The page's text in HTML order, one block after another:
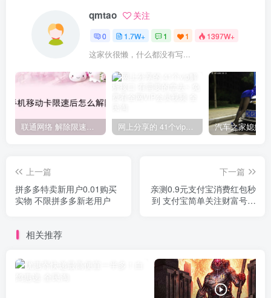
qmtao 关注
0 1.7W+ 1 1 1397W+
这家伙很懒，什么都没有写...
联通网络 解除限速方法参考！畅享、畅玩、老白干等及其它地区自测了 网上分享的 41个vip解析接口 有需要的拿去~ 免费看全网VIP会员视频
上一篇
拼多多特卖新用户0.01购买
实物 不限拼多多新老用户
下一篇
亲测0.9元支付宝消费红包秒
到 支付宝简单关注财富号即
相关推荐